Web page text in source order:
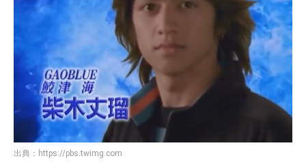
出典： https://pbs.twimg.com